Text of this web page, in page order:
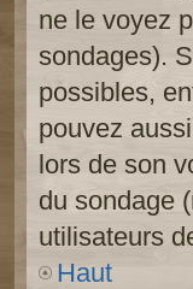
ne le voyez
sondages).
possibles,
pouvez
lors de son
du sondage
utilisateurs
Haut